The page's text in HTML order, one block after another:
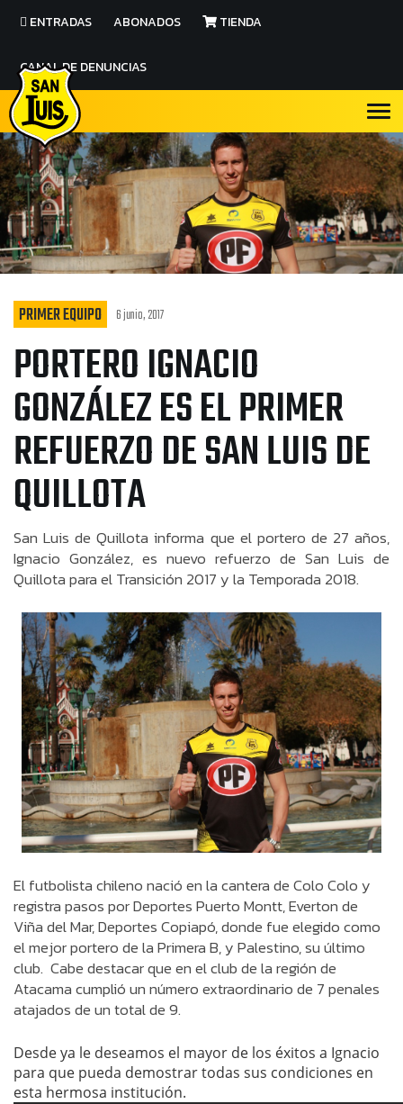
ENTRADAS ABONADOS TIENDA
CANAL DE DENUNCIAS
PRIMER EQUIPO 6 junio, 2017
PORTERO IGNACIO
GONZÁLEZ ES EL PRIMER
REFUERZO DE SAN LUIS DE
QUILLOTA
San Luis de Quillota informa que el portero de 27 años,
Ignacio González, es nuevo refuerzo de San Luis de
Quillota para el Transición 2017 y la Temporada 2018.
El futbolista chileno nació en la cantera de Colo Colo y
registra pasos por Deportes Puerto Montt, Everton de
Viña del Mar, Deportes Copiapó, donde fue elegido como
el mejor portero de la Primera B, y Palestino, su último
club. Cabe destacar que en el club de la región de
Atacama cumplió un número extraordinario de 7 penales
atajados de un total de 9.
Desde ya le deseamos el mayor de los éxitos a Ignacio
para que pueda demostrar todas sus condiciones en
esta hermosa institución.